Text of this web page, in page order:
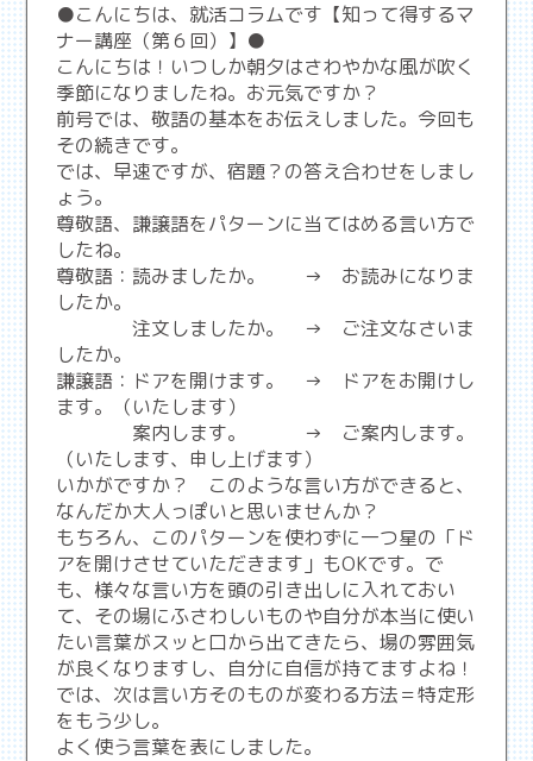
●こんにちは、就活コラムです【知って得するマ
ナー講座（第６回）】●
こんにちは！いつしか朝夕はさわやかな風が吹く
季節になりましたね。お元気ですか？
前号では、敬語の基本をお伝えしました。今回も
その続きです。
では、早速ですが、宿題？の答え合わせをしまし
ょう。
尊敬語、謙譲語をパターンに当てはめる言い方で
したね。
尊敬語：読みましたか。 → お読みになりま
したか。
注文しましたか。 → ご注文なさいま
したか。
謙譲語：ドアを開けます。 → ドアをお開けし
ます。（いたします）
案内します。 → ご案内します。
（いたします、申し上げます）
いかがですか？ このような言い方ができると、
なんだか大人っぽいと思いませんか？
もちろん、このパターンを使わずに一つ星の「ド
アを開けさせていただきます」もOKです。で
も、様々な言い方を頭の引き出しに入れておい
て、その場にふさわしいものや自分が本当に使い
たい言葉がスッと口から出てきたら、場の雰囲気
が良くなりますし、自分に自信が持てますよね！
では、次は言い方そのものが変わる方法＝特定形
をもう少し。
よく使う言葉を表にしました。